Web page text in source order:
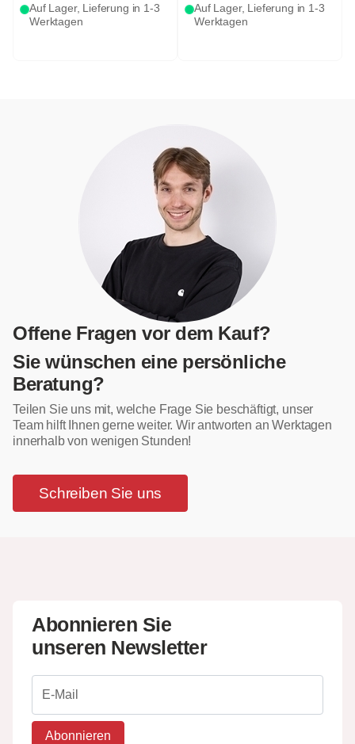
Auf Lager, Lieferung in 1-3
Werktagen
Auf Lager, Lieferung in 1-3
Werktagen
Offene Fragen vor dem Kauf?
Sie wünschen eine persönliche
Beratung?
Teilen Sie uns mit, welche Frage Sie beschäftigt, unser
Team hilft Ihnen gerne weiter. Wir antworten an Werktagen
innerhalb von wenigen Stunden!
Schreiben Sie uns
Abonnieren Sie
unseren Newsletter
Abonnieren